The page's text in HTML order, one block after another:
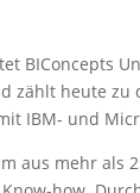
BIConcepts
zählt heute
IBM- und
aus mehr als